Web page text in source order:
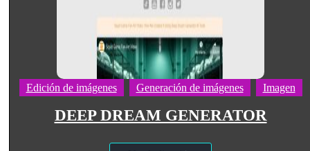
Edición de imágenes Generación de imágenes Imagen
DEEP DREAM GENERATOR